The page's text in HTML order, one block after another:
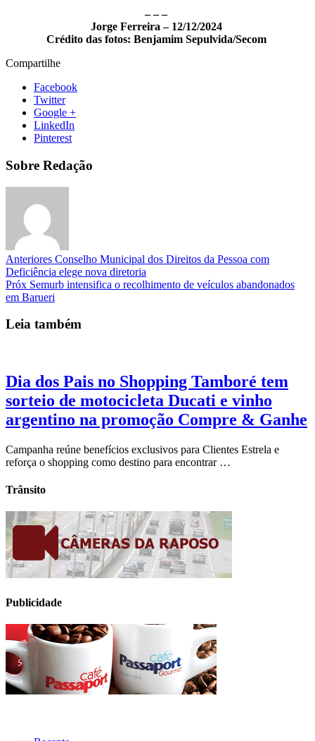
– – –
Jorge Ferreira – 12/12/2024
Crédito das fotos: Benjamim Sepulvida/Secom
Compartilhe
Facebook
Twitter
Google +
LinkedIn
Pinterest
Sobre Redação
Anteriores Conselho Municipal dos Direitos da Pessoa com
Deficiência elege nova diretoria
Próx Semurb intensifica o recolhimento de veículos abandonados
em Barueri
Leia também
Dia dos Pais no Shopping Tamboré tem
sorteio de motocicleta Ducati e vinho
argentino na promoção Compre & Ganhe
Campanha reúne benefícios exclusivos para Clientes Estrela e
reforça o shopping como destino para encontrar …
Trânsito
Publicidade